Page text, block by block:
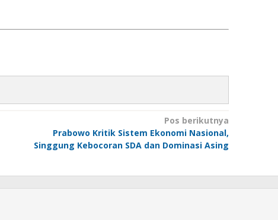
Pos berikutnya
Prabowo Kritik Sistem Ekonomi Nasional,
Singgung Kebocoran SDA dan Dominasi Asing